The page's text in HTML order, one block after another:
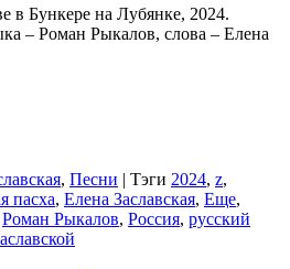
в Бункере на Лубянке, 2024.
– Роман Рыкалов, слова – Елена
, Песни | Тэги 2024, z,
пасха, Елена Заславская, Еще,
Роман Рыкалов, Россия, русский